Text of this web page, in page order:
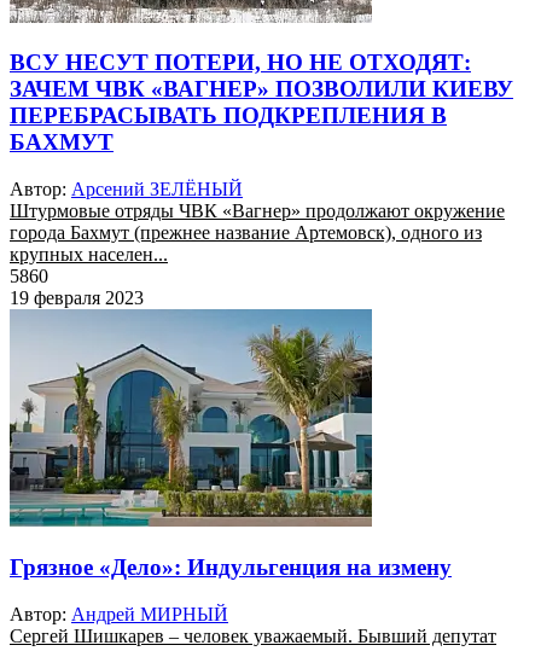
ВСУ НЕСУТ ПОТЕРИ, НО НЕ ОТХОДЯТ:
ЗАЧЕМ ЧВК «ВАГНЕР» ПОЗВОЛИЛИ КИЕВУ
ПЕРЕБРАСЫВАТЬ ПОДКРЕПЛЕНИЯ В
БАХМУТ
Автор: Арсений ЗЕЛЁНЫЙ
Штурмовые отряды ЧВК «Вагнер» продолжают окружение
города Бахмут (прежнее название Артемовск), одного из
крупных населен...
5860
19 февраля 2023
Грязное «Дело»: Индульгенция на измену
Автор: Андрей МИРНЫЙ
Сергей Шишкарев – человек уважаемый. Бывший депутат